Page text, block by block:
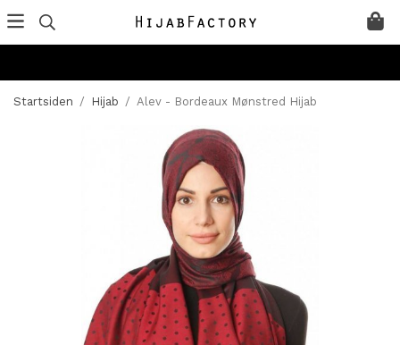
Startsiden / Hijab / Alev - Bordeaux Mønstred Hijab